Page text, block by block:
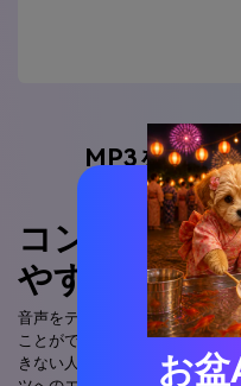
MP3をテキ
コンテンツ
やすくする
音声をテキストに変換すると
ことができます。たとえば、
きない人でも、いつでもテキ
お盆